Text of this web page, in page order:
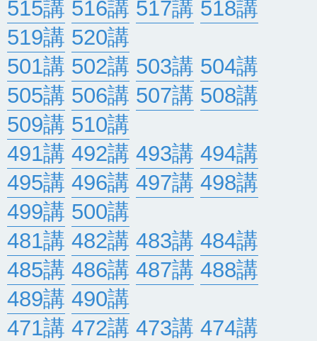
515講 516講 517講 518講
519講 520講
501講 502講 503講 504講
505講 506講 507講 508講
509講 510講
491講 492講 493講 494講
495講 496講 497講 498講
499講 500講
481講 482講 483講 484講
485講 486講 487講 488講
489講 490講
471講 472講 473講 474講